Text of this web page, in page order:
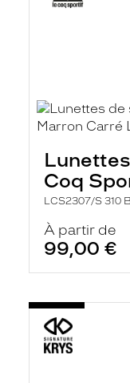
Coq
LCS2307/S 310
À partir de
99,00 €